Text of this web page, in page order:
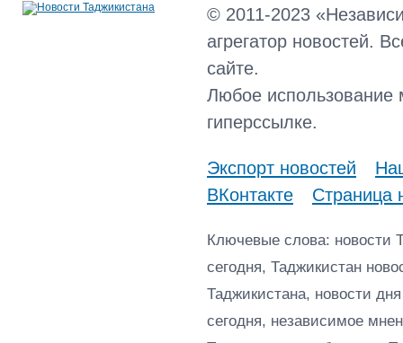
© 2011-2023
агрегатор новостей.
сайте.
Любое использование
гиперссылке.
Экспорт новостей
ВКонтакте
Страница
Ключевые слова: новости
сегодня, Таджикистан
Таджикистана, новости
сегодня, независимое